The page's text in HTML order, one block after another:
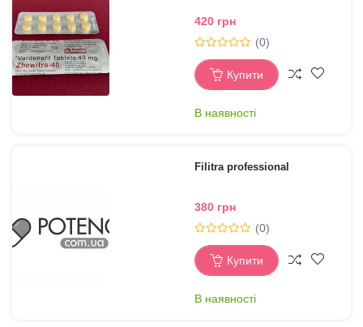
420 грн
(0)
Купити
В наявності
Filitra professional
380 грн
(0)
Купити
В наявності